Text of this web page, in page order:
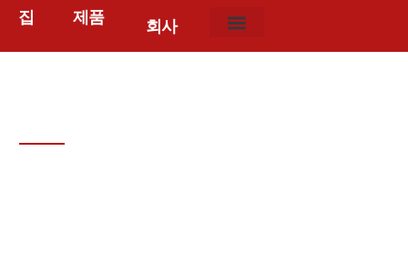
집 제품 회사